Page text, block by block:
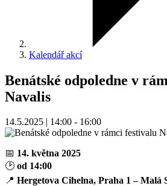
Kalendář akcí
Benátské odpoledne v
Navalis
14.5.2025 | 14:00 - 16:00
📅 14. května 2025
🕑 od 14:00
📍 Hergetova Cihelna, Praha 1 – Malá